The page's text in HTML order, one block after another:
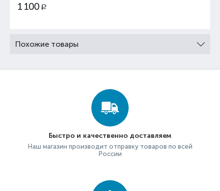
1 100 Р
Похожие товары
Быстро и качественно доставляем
Наш магазин производит отправку товаров по всей
России